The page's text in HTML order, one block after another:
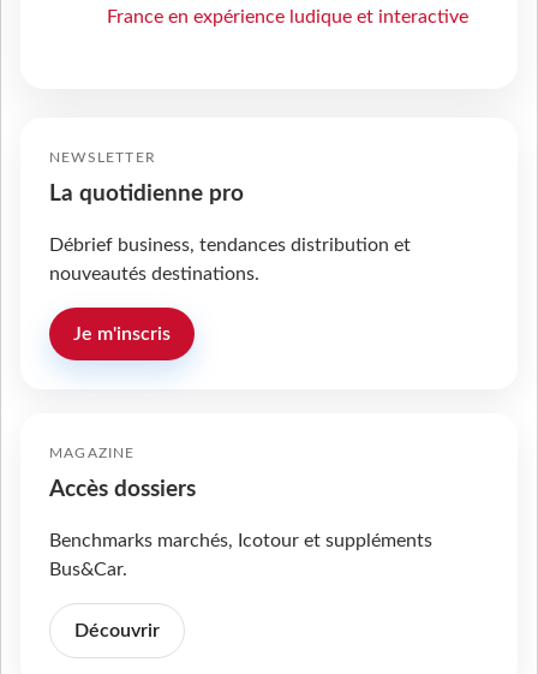
France en expérience ludique et interactive
NEWSLETTER
La quotidienne pro
Débrief business, tendances distribution et
nouveautés destinations.
Je m'inscris
MAGAZINE
Accès dossiers
Benchmarks marchés, Icotour et suppléments
Bus&Car.
Découvrir